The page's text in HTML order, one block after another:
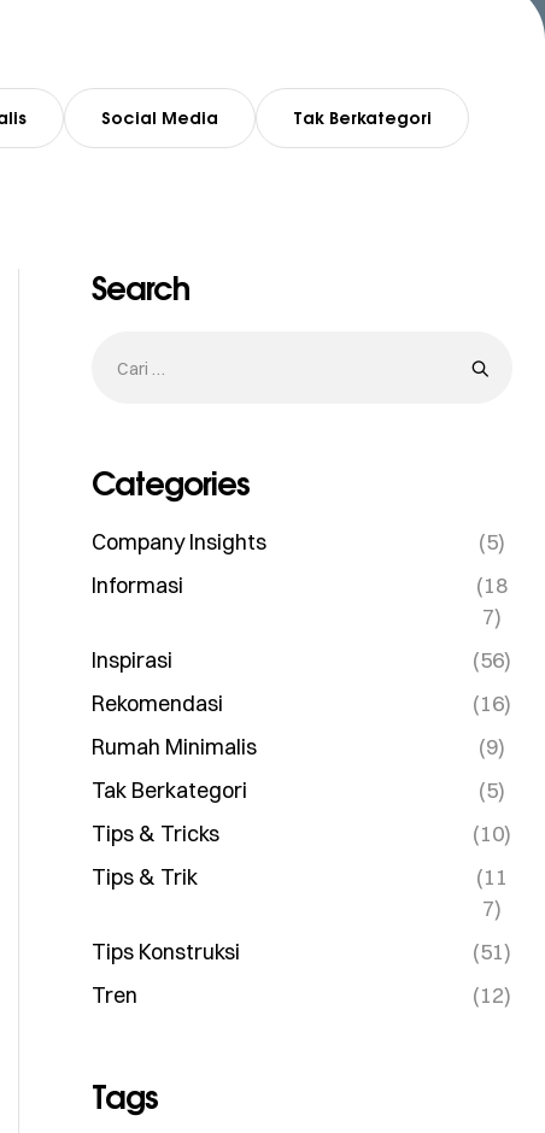
Social Media Tak Berkategori
Search
Categories
Company Insights
(5)
Informasi
(18
7)
Inspirasi
(56)
Rekomendasi
(16)
Rumah Minimalis
(9)
Tak Berkategori
(5)
Tips & Tricks
(10)
Tips & Trik
(11
7)
Tips Konstruksi
(51)
Tren
(12)
Tags